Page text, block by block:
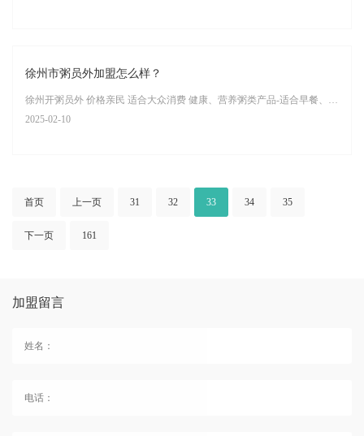
徐州市粥员外加盟怎么样？
徐州开粥员外 价格亲民 适合大众消费 健康、营养粥类产品-适合早餐、午餐和晚餐
2025-02-10
首页 上一页 31 32 33 34 35
下一页 161
加盟留言